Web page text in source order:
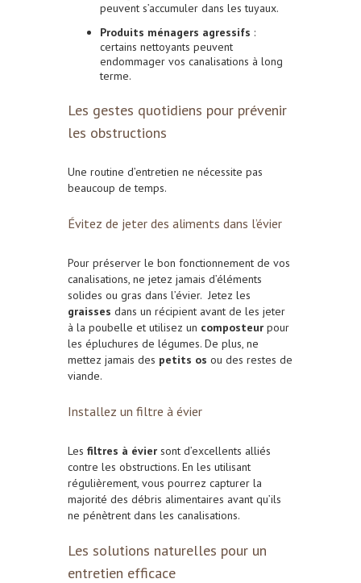
peuvent s’accumuler dans les tuyaux.
Produits ménagers agressifs :
certains nettoyants peuvent
endommager vos canalisations à long
terme.
Les gestes quotidiens pour prévenir
les obstructions
Une routine d’entretien ne nécessite pas
beaucoup de temps.
Évitez de jeter des aliments dans l’évier
Pour préserver le bon fonctionnement de vos
canalisations, ne jetez jamais d’éléments
solides ou gras dans l’évier. Jetez les
graisses dans un récipient avant de les jeter
à la poubelle et utilisez un composteur pour
les épluchures de légumes. De plus, ne
mettez jamais des petits os ou des restes de
viande.
Installez un filtre à évier
Les filtres à évier sont d’excellents alliés
contre les obstructions. En les utilisant
régulièrement, vous pourrez capturer la
majorité des débris alimentaires avant qu’ils
ne pénètrent dans les canalisations.
Les solutions naturelles pour un
entretien efficace